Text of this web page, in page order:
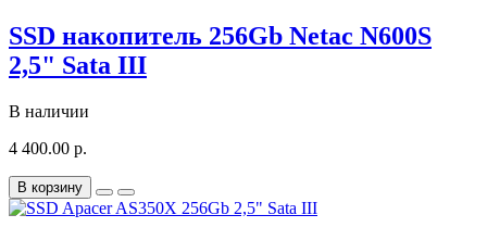
SSD накопитель 256Gb Netac N600S
2,5" Sata III
В наличии
4 400.00 р.
В корзину